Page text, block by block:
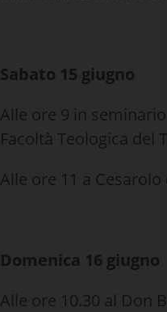
Sabato 15 giugno
Alle ore 9 in
Facoltà Teologica del
Alle ore 11 a
Domenica 16 giugno
Alle ore 10.30 al Don